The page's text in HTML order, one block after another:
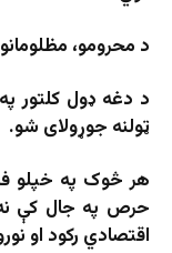
د محرومو،
د دغه ډول کلتور
ټولنه جوړولای شو.
هر څوک په خپلو
حرص په جال کې نه
اقتصادي رکود او